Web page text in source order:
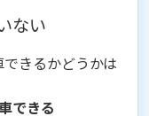
ない
きるかどうかは
できる